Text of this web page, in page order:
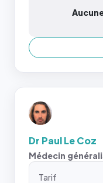
Dr Paul Le Coz
Médecin
Tarif